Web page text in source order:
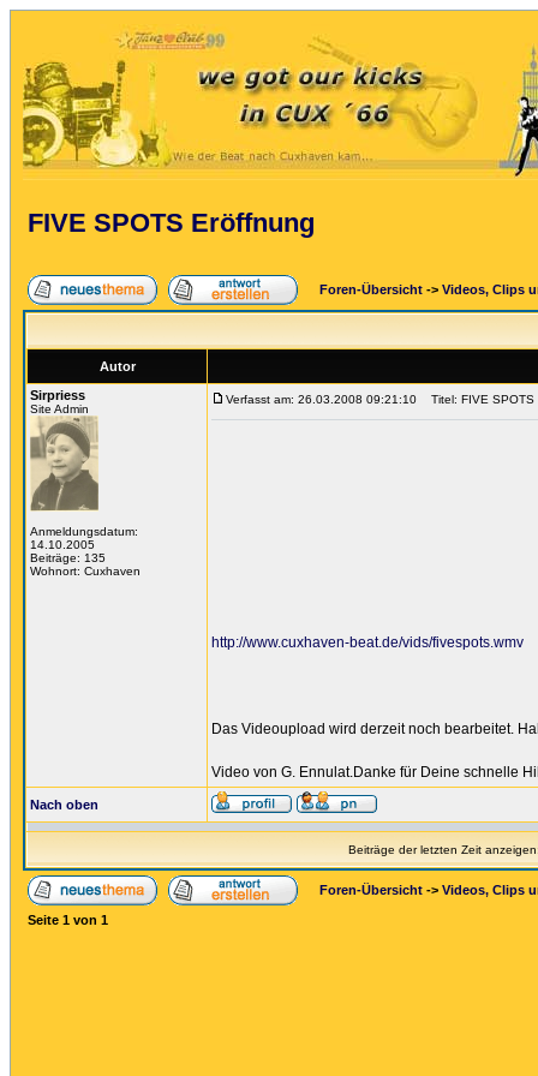
FIVE SPOTS Eröffnung
Foren-Übersicht -> Videos, Clips
Autor
Sirpriess
Site Admin
Anmeldungsdatum:
14.10.2005
Beiträge: 135
Wohnort: Cuxhaven
Verfasst am: 26.03.2008 09:21:10 Titel: FIVE SPOTS
http://www.cuxhaven-beat.de/vids/fivespots.wmv
Das Videoupload wird derzeit noch bearbeitet.
Video von G. Ennulat.Danke für Deine schnelle
Nach oben
Beiträge der letzten Zeit
Foren-Übersicht -> Videos, Clips
Seite 1 von 1